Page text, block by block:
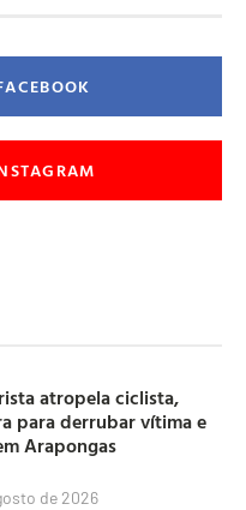
atropela ciclista,
para derrubar vítima e
Arapongas
de 2026